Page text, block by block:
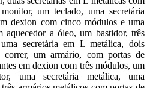
um teclado, uma secretária
dexion com cinco módulos e uma
aquecedor a óleo, um bastidor, três
secretária em L metálica, dois
correr, um armário, com portas de
em dexion com três módulos, um
uma secretária metálica, uma